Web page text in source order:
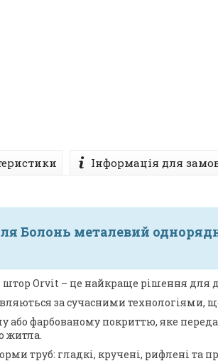
Інформація для
Болонь металевий
Orvit – це найкраще рішення для
за сучасними технологіями,
фарбованому покриттю, яке
житла.
труб: гладкі, кручені, рифлені